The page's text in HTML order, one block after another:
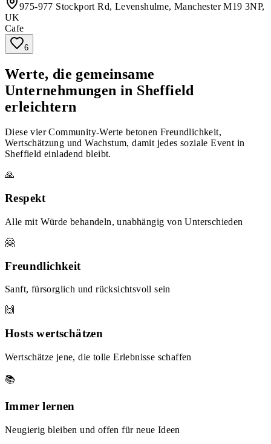
975-977 Stockport Rd, Levenshulme, Manchester M19 3NP,
UK
Cafe
6
Werte, die gemeinsame
Unternehmungen in Sheffield
erleichtern
Diese vier Community-Werte betonen Freundlichkeit,
Wertschätzung und Wachstum, damit jedes soziale Event in
Sheffield einladend bleibt.
🙏
Respekt
Alle mit Würde behandeln, unabhängig von Unterschieden
🤗
Freundlichkeit
Sanft, fürsorglich und rücksichtsvoll sein
🙌
Hosts wertschätzen
Wertschätze jene, die tolle Erlebnisse schaffen
📚
Immer lernen
Neugierig bleiben und offen für neue Ideen